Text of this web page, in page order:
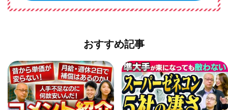
おすすめ記事